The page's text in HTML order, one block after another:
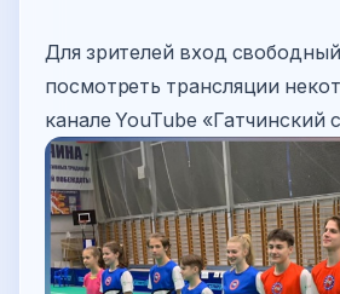
Для зрителей вход
посмотреть трансляции
канале YouTube «Гатчинский